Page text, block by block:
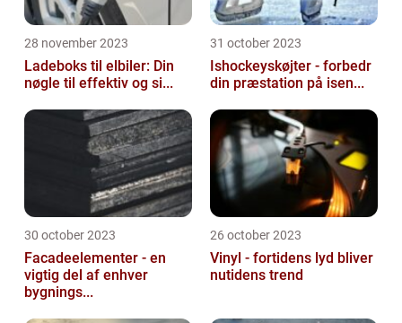
28 november 2023
Ladeboks til elbiler: Din
nøgle til effektiv og si...
31 october 2023
Ishockeyskøjter - forbedr
din præstation på isen...
30 october 2023
Facadeelementer - en
vigtig del af enhver
bygnings...
26 october 2023
Vinyl - fortidens lyd bliver
nutidens trend